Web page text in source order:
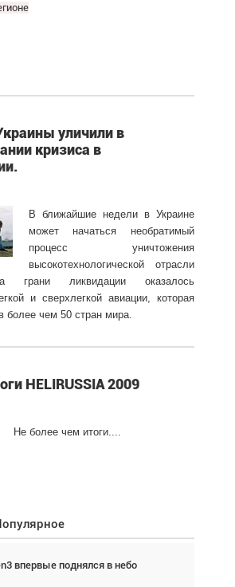
уличили в
кризиса в
В ближайшие недели в Украине
может начаться необратимый
процесс уничтожения
высокотехнологической отрасли
грани ликвидации оказалось
и сверхлегкой авиации, которая
более чем 50 стран мира.
HELIRUSSIA 2009
Не более чем итоги....
впервые поднялся в небо
тандем вертолётов и БПЛА в